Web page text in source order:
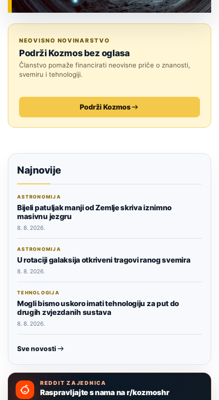
NEOVISNO NOVINARSTVO
Podrži Kozmos bez oglasa
Članstvo pomaže financirati neovisne priče o znanosti,
svemiru i tehnologiji.
Podrži Kozmos
Najnovije
ASTRONOMIJA
Bijeli patuljak manji od Zemlje skriva iznimno
masivnu jezgru
8. 8. 2026.
ASTRONOMIJA
U rotaciji galaksija otkriveni tragovi ranog svemira
8. 8. 2026.
TEHNOLOGIJA
Mogli bismo uskoro imati tehnologiju za put do
drugih zvjezdanih sustava
8. 8. 2026.
Sve novosti
REDDIT ZAJEDNICA
Raspravljajte s nama na r/kozmoshr